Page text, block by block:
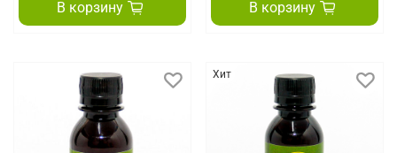
В корзину В корзину
Хит